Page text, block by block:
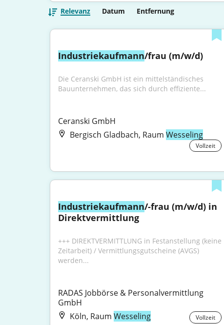
Relevanz Datum Entfernung
Industriekaufmann/frau (m/w/d)
Die Ceranski GmbH ist ein mittelständisches
Bauunternehmen, das sich durch effiziente...
Ceranski GmbH
Bergisch Gladbach, Raum Wesseling
Vollzeit
Industriekaufmann/-frau (m/w/d) in
Direktvermittlung
+++ DIREKTVERMITTLUNG in Festanstellung (keine
Zeitarbeit) / Vermittlungsgutscheine (AVGS)
werden...
RADAS Jobbörse & Personalvermittlung
GmbH
Köln, Raum Wesseling Vollzeit